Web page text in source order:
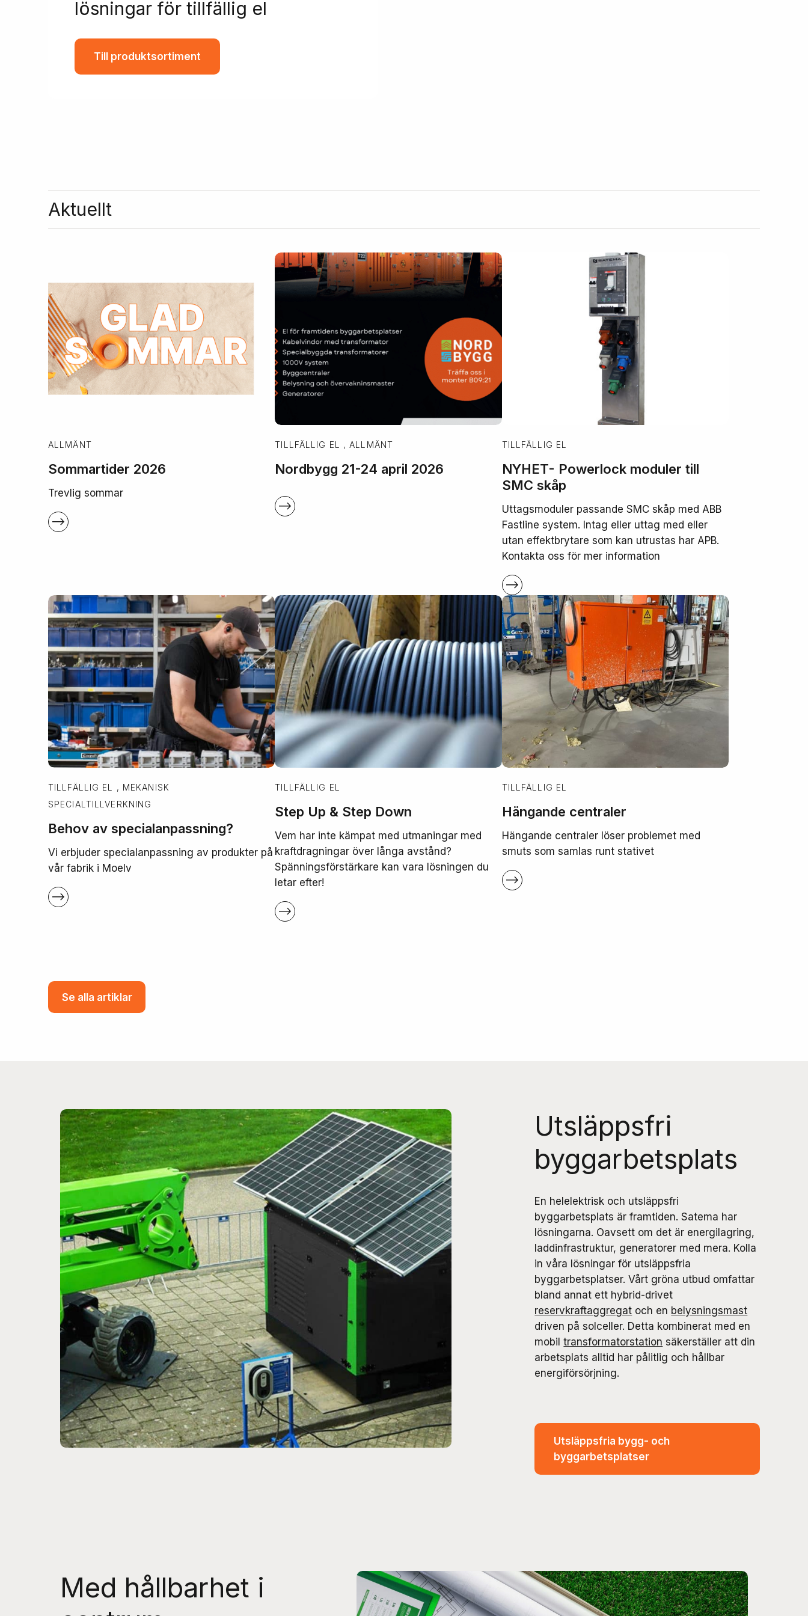
lösningar för tillfällig el
Till produktsortiment
Aktuellt
ALLMÄNT
Sommartider 2026
Trevlig sommar
TILLFÄLLIG EL , ALLMÄNT
Nordbygg 21-24 april 2026
TILLFÄLLIG EL
NYHET- Powerlock moduler till
SMC skåp
Uttagsmoduler passande SMC skåp med ABB
Fastline system. Intag eller uttag med eller
utan effektbrytare som kan utrustas har APB.
Kontakta oss för mer information
TILLFÄLLIG EL , MEKANISK
SPECIALTILLVERKNING
Behov av specialanpassning?
Vi erbjuder specialanpassning av produkter på
vår fabrik i Moelv
TILLFÄLLIG EL
Step Up & Step Down
Vem har inte kämpat med utmaningar med
kraftdragningar över långa avstånd?
Spänningsförstärkare kan vara lösningen du
letar efter!
TILLFÄLLIG EL
Hängande centraler
Hängande centraler löser problemet med
smuts som samlas runt stativet
Se alla artiklar
Utsläppsfri
byggarbetsplats
En helelektrisk och utsläppsfri
byggarbetsplats är framtiden. Satema har
lösningarna. Oavsett om det är energilagring,
laddinfrastruktur, generatorer med mera. Kolla
in våra lösningar för utsläppsfria
byggarbetsplatser. Vårt gröna utbud omfattar
bland annat ett hybrid-drivet
reservkraftaggregat och en belysningsmast
driven på solceller. Detta kombinerat med en
mobiltransformatorstation säkerställer att din
arbetsplats alltid har pålitlig och hållbar
energiförsörjning.
Utsläppsfria bygg- och
byggarbetsplatser
Med hållbarhet i